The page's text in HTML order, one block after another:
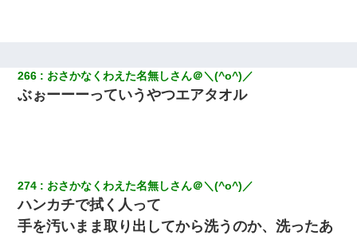
266 おさかなくわえた名無しさん＠＼(^o^)／
ぶぉーーーっていうやつエアタオル
274 おさかなくわえた名無しさん＠＼(^o^)／
ハンカチで拭く人って
手を汚いまま取り出してから洗うのか、洗ったあ